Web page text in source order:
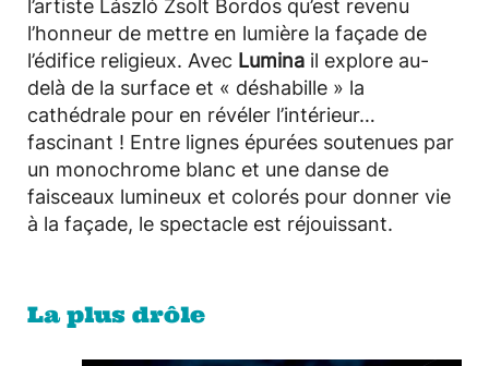
l’artiste László Zsolt Bordos qu’est revenu
l’honneur de mettre en lumière la façade de
l’édifice religieux. Avec Lumina il explore au-
delà de la surface et « déshabille » la
cathédrale pour en révéler l’intérieur…
fascinant ! Entre lignes épurées soutenues par
un monochrome blanc et une danse de
faisceaux lumineux et colorés pour donner vie
à la façade, le spectacle est réjouissant.
La plus drôle